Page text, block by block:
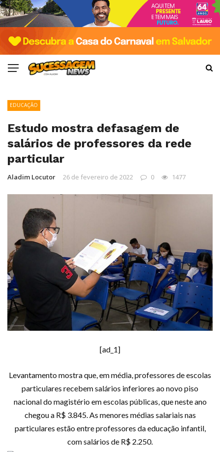
EDUCAÇÃO
Estudo mostra defasagem de
salários de professores da rede
particular
Aladim Locutor 26 de fevereiro de 2022 0 1477
[ad_1]
Levantamento mostra que, em média, professores de escolas
particulares recebem salários inferiores ao novo piso
nacional do magistério em escolas públicas, que neste ano
chegou a R$ 3.845. As menores médias salariais nas
particulares estão entre professores da educação infantil,
com salários de R$ 2.250.